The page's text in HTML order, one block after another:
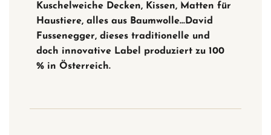
Kuschelweiche Decken, Kissen, Matten für
Haustiere, alles aus Baumwolle…David
Fussenegger, dieses traditionelle und
doch innovative Label produziert zu 100
% in Österreich.